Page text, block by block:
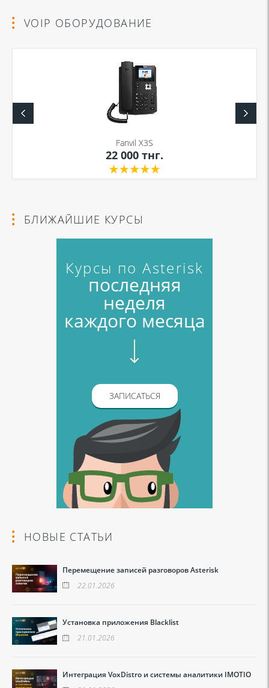
VOIP ОБОРУДОВАНИЕ
Fanvil X3S
22 000 тнг.
БЛИЖАЙШИЕ КУРСЫ
Курсы по Asterisk
последняя
неделя
каждого месяца
ЗАПИСАТЬСЯ
НОВЫЕ СТАТЬИ
Перемещение записей разговоров Asterisk
22.01.2026
Установка приложения Blacklist
21.01.2026
Интеграция VoxDistro и системы аналитики IMOTIO